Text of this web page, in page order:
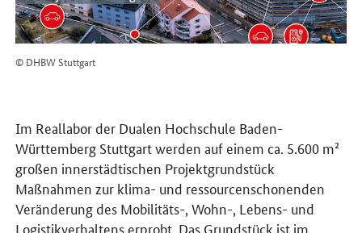
© DHBW Stuttgart
Im Reallabor der Dualen Hochschule Baden-
Württemberg Stuttgart werden auf einem ca. 5.600 m²
großen innerstädtischen Projektgrundstück
Maßnahmen zur klima- und ressourcenschonenden
Veränderung des Mobilitäts-, Wohn-, Lebens- und
Logistikverhaltens erprobt. Das Grundstück ist im